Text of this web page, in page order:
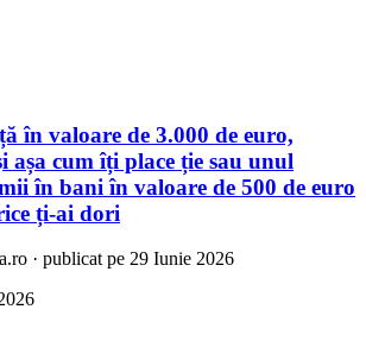
în valoare de 3.000 de euro,
așa cum îți place ție sau unul
în bani în valoare de 500 de euro
ți-ai dori
· publicat pe 29 Iunie 2026